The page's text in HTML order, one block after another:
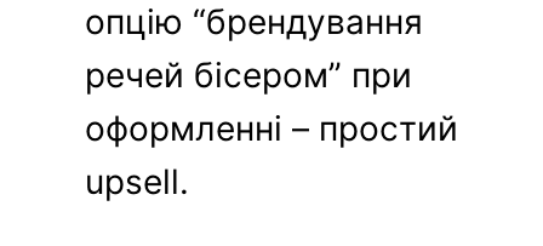
опцію “брендування
речей бісером” при
оформленні – простий
upsell.